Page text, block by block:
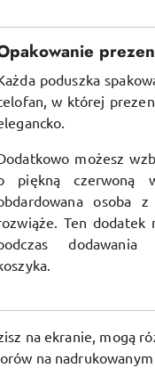
poduszka
w której
możesz
piękną czerwoną
osoba z
Ten dodatek
na ekranie, mogą
na nadrukowanym